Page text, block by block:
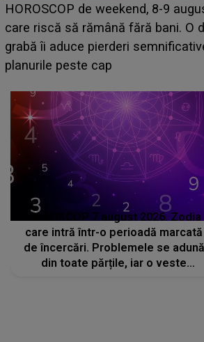
Emanuel a ținut ACEST DETALIU
acum! În fața Alexandrei,
face o MĂRTURISIRE
sa: "I-am spus și ei în față, eu nu te
HOROSCOP 7 august 2026. Zodia
care intră într-o perioadă marcată
de încercări. Problemele se adună
din toate părțile, iar o veste